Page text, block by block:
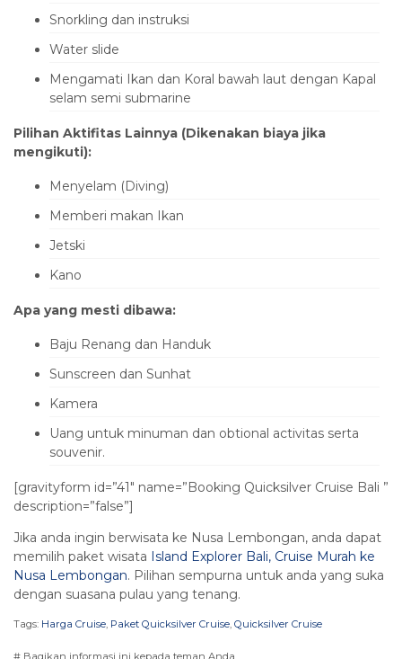
Snorkling dan instruksi
Water slide
Mengamati Ikan dan Koral bawah laut dengan Kapal
selam semi submarine
Pilihan Aktifitas Lainnya (Dikenakan biaya jika
mengikuti):
Menyelam (Diving)
Memberi makan Ikan
Jetski
Kano
Apa yang mesti dibawa:
Baju Renang dan Handuk
Sunscreen dan Sunhat
Kamera
Uang untuk minuman dan obtional activitas serta
souvenir.
[gravityform id=”41″ name=”Booking Quicksilver Cruise Bali ”
description=”false”]
Jika anda ingin berwisata ke Nusa Lembongan, anda dapat
memilih paket wisata Island Explorer Bali, Cruise Murah ke
Nusa Lembongan. Pilihan sempurna untuk anda yang suka
dengan suasana pulau yang tenang.
Tags: Harga Cruise, Paket Quicksilver Cruise, Quicksilver Cruise